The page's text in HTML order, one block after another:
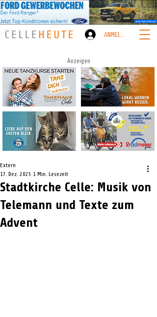
ANMELDEN
Anzeigen
Stadtkirche Celle: Musik von
Telemann und Texte zum
Advent
Extern
17. Dez. 2025 1 Min. Lesezeit